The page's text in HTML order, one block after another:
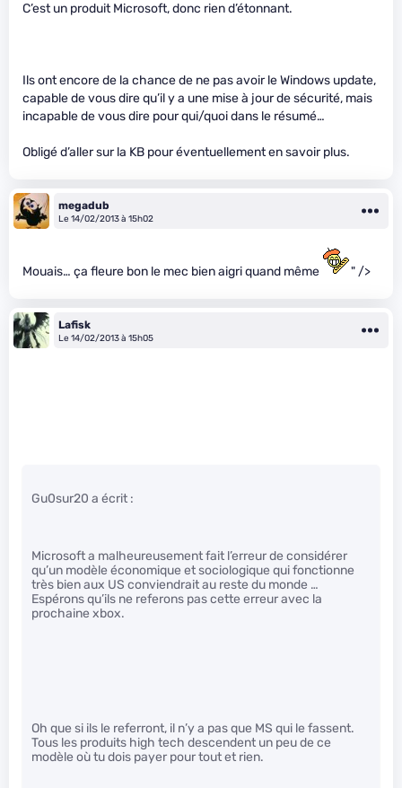
C’est un produit Microsoft, donc rien d’étonnant.
Ils ont encore de la chance de ne pas avoir le Windows update,
capable de vous dire qu’il y a une mise à jour de sécurité, mais
incapable de vous dire pour qui/quoi dans le résumé…
Obligé d’aller sur la KB pour éventuellement en savoir plus.
megadub
Le 14/02/2013 à 15h02
Mouais… ça fleure bon le mec bien aigri quand même " />
Lafisk
Le 14/02/2013 à 15h05
Gu0sur20 a écrit :
Microsoft a malheureusement fait l’erreur de considérer
qu’un modèle économique et sociologique qui fonctionne
très bien aux US conviendrait au reste du monde …
Espérons qu’ils ne referons pas cette erreur avec la
prochaine xbox.
Oh que si ils le referront, il n’y a pas que MS qui le fassent.
Tous les produits high tech descendent un peu de ce
modèle où tu dois payer pour tout et rien.